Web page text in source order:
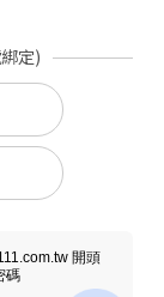
定)
開頭
碼